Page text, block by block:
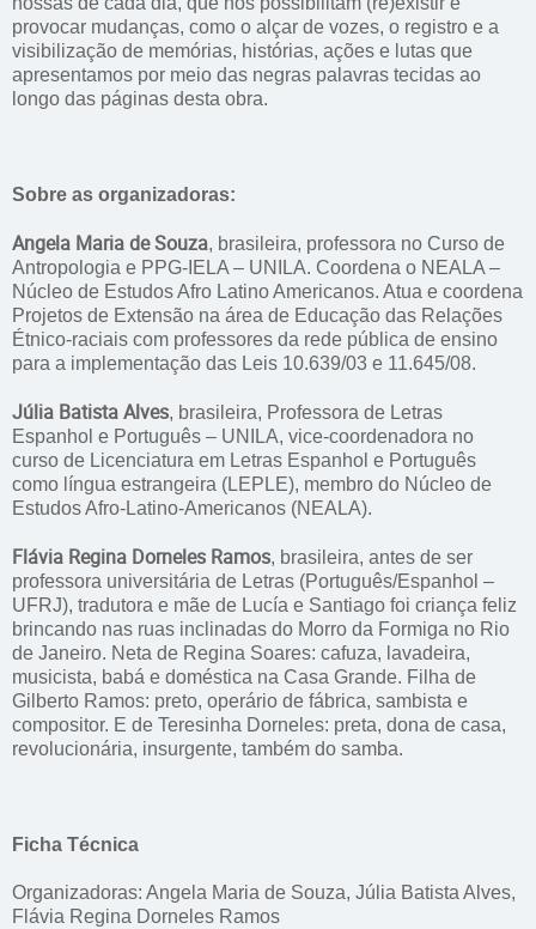
provocar mudanças, como o alçar de vozes, o registro e a
visibilização de memórias, histórias, ações e lutas que
apresentamos por meio das negras palavras tecidas ao
longo das páginas desta obra.
Sobre as organizadoras:
Angela Maria de Souza, brasileira, professora no Curso de
Antropologia e PPG-IELA – UNILA. Coordena o NEALA –
Núcleo de Estudos Afro Latino Americanos. Atua e coordena
Projetos de Extensão na área de Educação das Relações
Étnico-raciais com professores da rede pública de ensino
para a implementação das Leis 10.639/03 e 11.645/08.
Júlia Batista Alves, brasileira, Professora de Letras
Espanhol e Português – UNILA, vice-coordenadora no
curso de Licenciatura em Letras Espanhol e Português
como língua estrangeira (LEPLE), membro do Núcleo de
Estudos Afro-Latino-Americanos (NEALA).
Flávia Regina Dorneles Ramos, brasileira, antes de ser
professora universitária de Letras (Português/Espanhol –
UFRJ), tradutora e mãe de Lucía e Santiago foi criança feliz
brincando nas ruas inclinadas do Morro da Formiga no Rio
de Janeiro. Neta de Regina Soares: cafuza, lavadeira,
musicista, babá e doméstica na Casa Grande. Filha de
Gilberto Ramos: preto, operário de fábrica, sambista e
compositor. E de Teresinha Dorneles: preta, dona de casa,
revolucionária, insurgente, também do samba.
Ficha Técnica
Organizadoras: Angela Maria de Souza, Júlia Batista Alves,
Flávia Regina Dorneles Ramos